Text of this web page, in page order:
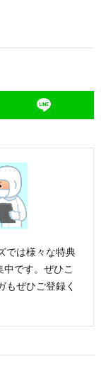
では様々な特典
です。ぜひこ
もぜひご登録く